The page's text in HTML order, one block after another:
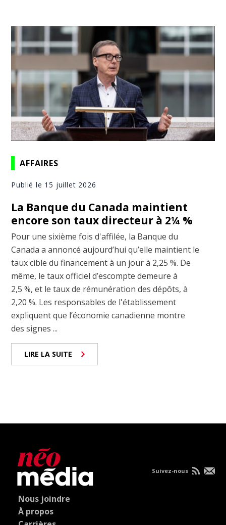
AFFAIRES
Publié le 15 juillet 2026
La Banque du Canada maintient
encore son taux directeur à 2¼ %
Pour une sixième fois d'affilée, la Banque du
Canada a annoncé aujourd’hui qu’elle maintient le
taux cible du financement à un jour à 2,25 %. De
même, le taux officiel d’escompte demeure à
2,5 %, et le taux de rémunération des dépôts, à
2,20 %. Les responsables de l'établissement
expliquent que l’économie canadienne montre
des signes ...
LIRE LA SUITE
Nous joindre
À propos
Suivez-nous